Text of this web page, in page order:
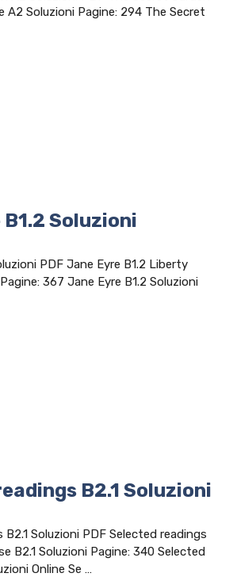
A2 Soluzioni Pagine: 294 The Secret
Soluzioni
PDF Jane Eyre B1.2 Liberty
367 Jane Eyre B1.2 Soluzioni
B2.1 Soluzioni
Soluzioni PDF Selected readings
B2.1 Soluzioni Pagine: 340 Selected
Online Se …